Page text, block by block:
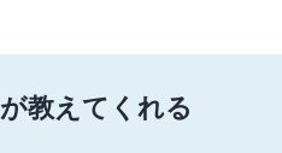
教えてくれる